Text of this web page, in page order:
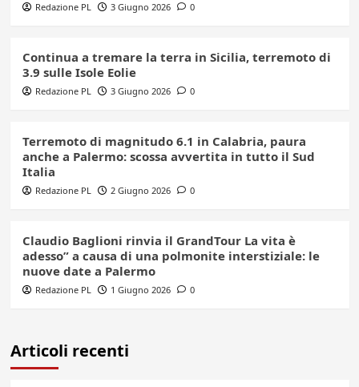
Redazione PL 3 Giugno 2026 0
Continua a tremare la terra in Sicilia, terremoto di
3.9 sulle Isole Eolie
Redazione PL 3 Giugno 2026 0
Terremoto di magnitudo 6.1 in Calabria, paura
anche a Palermo: scossa avvertita in tutto il Sud
Italia
Redazione PL 2 Giugno 2026 0
Claudio Baglioni rinvia il GrandTour La vita è
adesso” a causa di una polmonite interstiziale: le
nuove date a Palermo
Redazione PL 1 Giugno 2026 0
Articoli recenti